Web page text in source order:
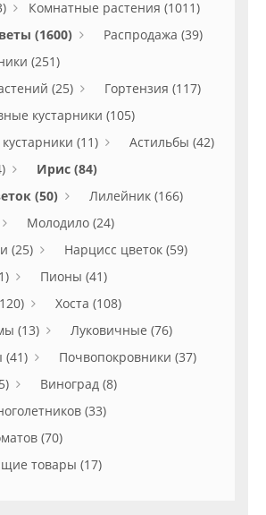
Комнатные растения (1011)
(1600)
Распродажа (39)
(251)
(25)
Гортензия (117)
кустарники (105)
(11)
Астильбы (42)
Ирис (84)
(50)
Лилейник (166)
Молодило (24)
(25)
Нарцисс цветок (59)
Пионы (41)
Хоста (108)
(13)
Луковичные (76)
Почвопокровники (37)
Виноград (8)
(33)
(70)
товары (17)